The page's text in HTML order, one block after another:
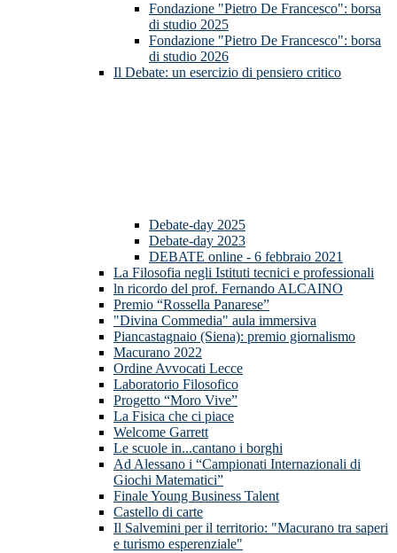
Fondazione "Pietro De Francesco": borsa
di studio 2025
Fondazione "Pietro De Francesco": borsa
di studio 2026
Il Debate: un esercizio di pensiero critico
Debate-day 2025
Debate-day 2023
DEBATE online - 6 febbraio 2021
La Filosofia negli Istituti tecnici e professionali
ln ricordo del prof. Fernando ALCAINO
Premio “Rossella Panarese”
"Divina Commedia" aula immersiva
Piancastagnaio (Siena): premio giornalismo
Macurano 2022
Ordine Avvocati Lecce
Laboratorio Filosofico
Progetto “Moro Vive”
La Fisica che ci piace
Welcome Garrett
Le scuole in...cantano i borghi
Ad Alessano i “Campionati Internazionali di
Giochi Matematici”
Finale Young Business Talent
Castello di carte
Il Salvemini per il territorio: "Macurano tra saperi
e turismo esperenziale"